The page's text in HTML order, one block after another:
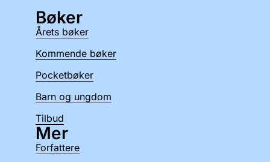
Bøker
Årets bøker
Kommende bøker
Pocketbøker
Barn og ungdom
Tilbud
Mer
Forfattere